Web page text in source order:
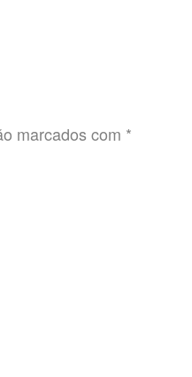
marcados com *